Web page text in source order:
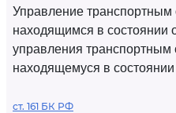
Управление транспортным
находящимся в состоянии
управления транспортным
находящемуся в
ст. 161 БК РФ